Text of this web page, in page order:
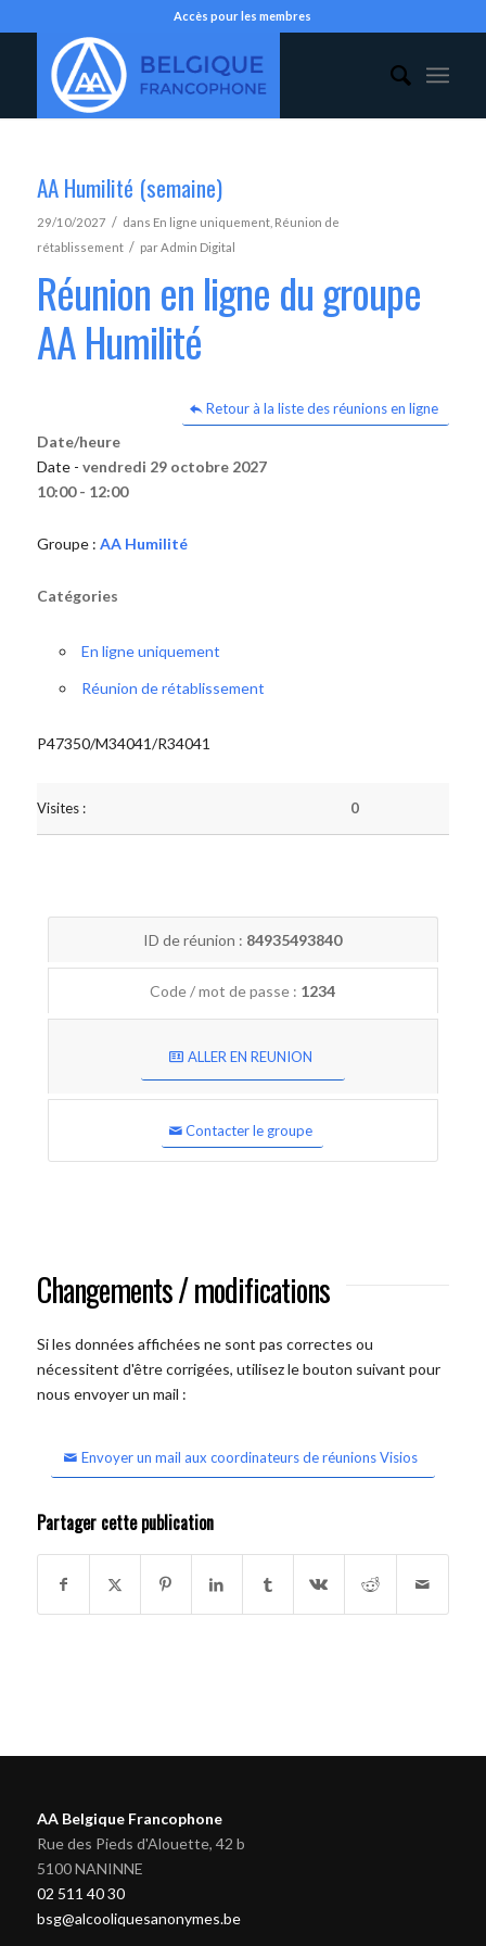
Accès pour les membres
AA Humilité (semaine)
29/10/2027 / dans En ligne uniquement, Réunion de
rétablissement / parAdmin Digital
Réunion en ligne du groupe
AA Humilité
Retour à la liste des réunions en ligne
Date/heure
Date - vendredi 29 octobre 2027
10:00 - 12:00
Groupe : AA Humilité
Catégories
En ligne uniquement
Réunion de rétablissement
P47350/M34041/R34041
Visites : 0
ID de réunion : 84935493840
Code / mot de passe : 1234
ALLER EN REUNION
Contacter le groupe
Changements / modifications
Si les données affichées ne sont pas correctes ou
nécessitent d'être corrigées, utilisez le bouton suivant pour
nous envoyer un mail :
Envoyer un mail aux coordinateurs de réunions Visios
Partager cette publication
AA Belgique Francophone
Rue des Pieds d'Alouette, 42 b
5100 NANINNE
02 511 40 30
bsg@alcooliquesanonymes.be